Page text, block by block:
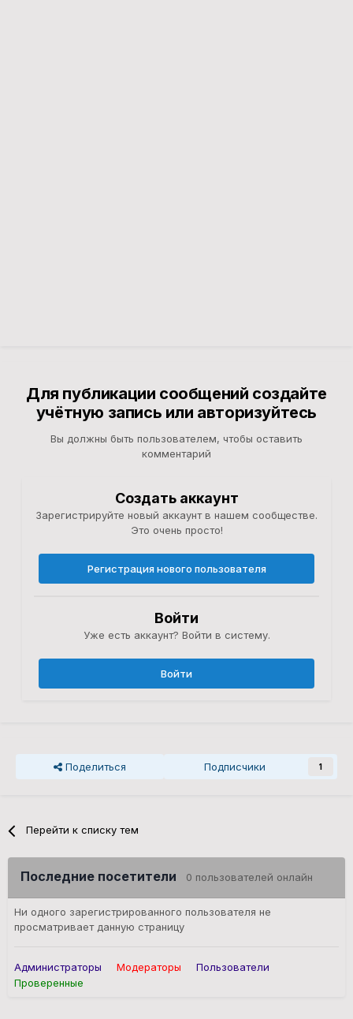
Для публикации сообщений создайте
учётную запись или авторизуйтесь
Вы должны быть пользователем, чтобы оставить
комментарий
Создать аккаунт
Зарегистрируйте новый аккаунт в нашем сообществе.
Это очень просто!
Регистрация нового пользователя
Войти
Уже есть аккаунт? Войти в систему.
Войти
Поделиться Подписчики 1
Перейти к списку тем
Последние посетители 0 пользователей онлайн
Ни одного зарегистрированного пользователя не
просматривает данную страницу
Администраторы Модераторы
Пользователи
Проверенные